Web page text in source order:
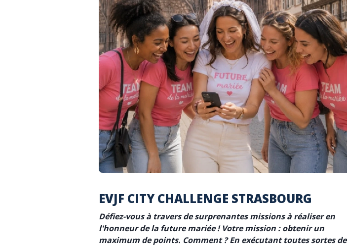
EVJF CITY CHALLENGE STRASBOURG
Défiez-vous à travers de surprenantes missions à réaliser en
l'honneur de la future mariée ! Votre mission : obtenir un
maximum de points. Comment ? En exécutant toutes sortes de